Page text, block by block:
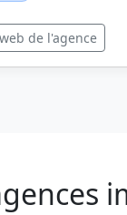
de l'agence